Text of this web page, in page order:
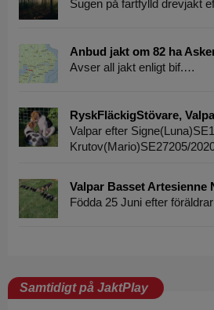
Sugen på fartfylld drevjakt
Anbud jakt om 82 ha
Avser all jakt enligt bif.…
RyskFläckigStövare,
Valpar efter
Krutov(Mario)SE27205/
Valpar Basset Artesienne
Födda 25 Juni efter
Samtidigt på JaktPlay